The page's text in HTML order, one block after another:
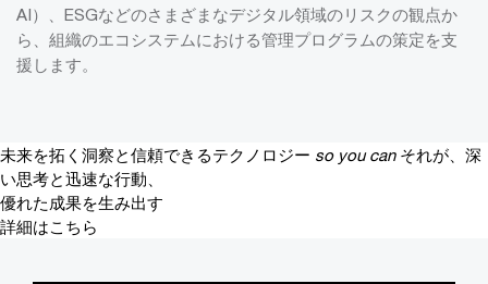
AI）、ESGなどのさまざまなデジタル領域のリスクの観点か
ら、組織のエコシステムにおける管理プログラムの策定を支
援します。
未来を拓く洞察と信頼できるテクノロジー so you can それが、深
い思考と迅速な行動、
優れた成果を生み出す
詳細はこちら